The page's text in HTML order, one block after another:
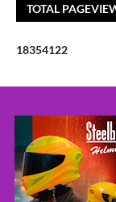
TOTAL
18354122